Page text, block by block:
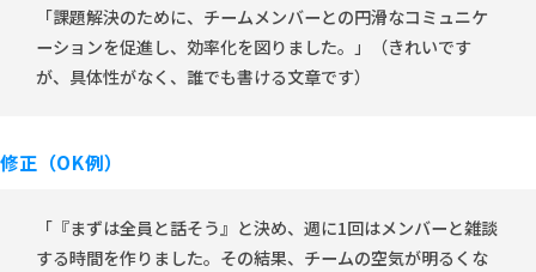
「課題解決のために、チームメンバーとの円滑なコミュニケ
ーションを促進し、効率化を図りました。」（きれいです
が、具体性がなく、誰でも書ける文章です）
修正（OK例）
「『まずは全員と話そう』と決め、週に1回はメンバーと雑談
する時間を作りました。その結果、チームの空気が明るくな